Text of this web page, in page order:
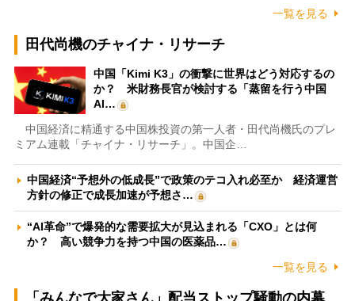
一覧を見る
田代尚機のチャイナ・リサーチ
中国「Kimi K3」の衝撃に世界はどう対応するの
か？ 米財務長官が検討する「蒸留を行う中国
AI…
中国経済に精通する中国株投資の第一人者・田代尚機氏のプレ
ミアム連載「チャイナ・リサーチ」。中国企…
中国経済“予想外の低成長”で政策のテコ入れ必至か 経済運営
方針の修正で成長加速が予想さ…
“AI革命”で爆発的な需要拡大が見込まれる「CXO」とは何
か？ 高い競争力を持つ中国の医薬品…
一覧を見る